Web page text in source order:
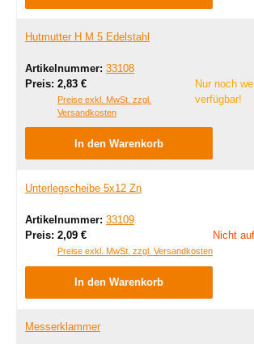
Hutmutter H M 5 Edelstahl
Artikelnummer: 33108
Preis: Regulärer Preis:
2,83 €
Preise exkl. MwSt. zzgl.
Versandkosten
Nur noch
verfügbar!
In den Warenkorb
Unterlegscheibe 5x12 Zn
Artikelnummer: 33109
Preis: Regulärer Preis:
2,09 €
Preise exkl. MwSt. zzgl. Versandkosten
Nicht
In den Warenkorb
Messerklammer